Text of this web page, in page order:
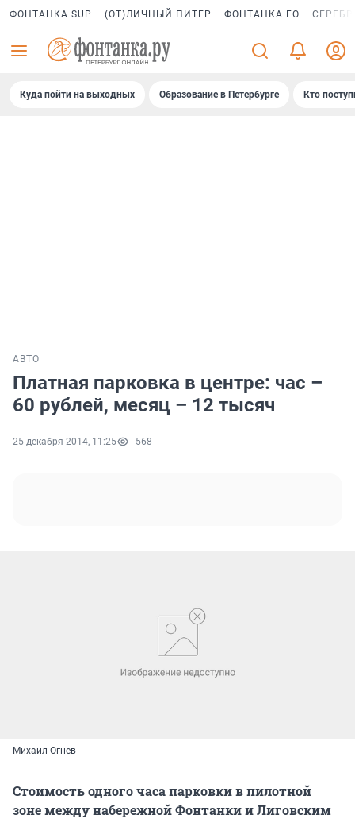
ФОНТАНКА SUP (ОТ)ЛИЧНЫЙ ПИТЕР ФОНТАНКА ГО
Куда пойти на выходных Образование в Петербурге Кто
АВТО
Платная парковка в центре: час –
60 рублей, месяц – 12 тысяч
25 декабря 2014, 11:25 568
Михаил Огнев
Стоимость одного часа парковки в пилотной
зоне между набережной Фонтанки и Лиговским